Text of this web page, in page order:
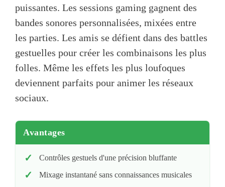
puissantes. Les sessions gaming gagnent des
bandes sonores personnalisées, mixées entre
les parties. Les amis se défient dans des battles
gestuelles pour créer les combinaisons les plus
folles. Même les effets les plus loufoques
deviennent parfaits pour animer les réseaux
sociaux.
Avantages
Contrôles gestuels d'une précision bluffante
Mixage instantané sans connaissances musicales